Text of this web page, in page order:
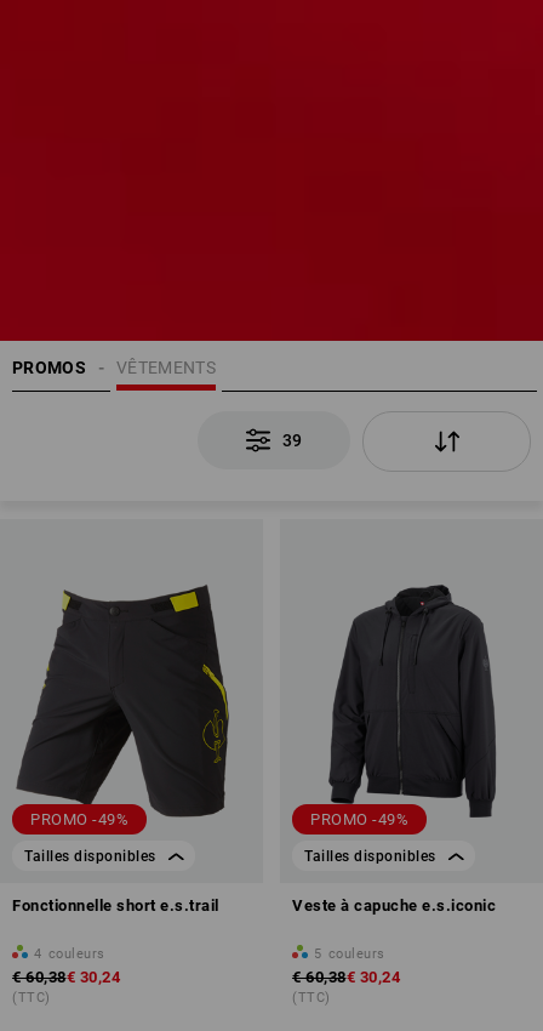
PROMOS VÊTEMENTS
39
PROMO -49%
Tailles disponibles
Fonctionnelle short e.s.trail
4 couleurs
€ 60,38€ 30,24
(TTC)
PROMO -49%
Tailles disponibles
Veste à capuche e.s.iconic
5 couleurs
€ 60,38€ 30,24
(TTC)